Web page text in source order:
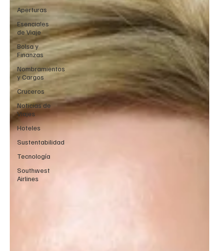
Aperturas
Esenciales
de Viaje
Bolsa y
Finanzas
Nombramientos
y Cargos
Cruceros
Noticias de
Viajes
Hoteles
Sustentabilidad
Tecnología
Southwest
Airlines